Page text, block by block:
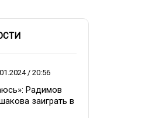
/ 20:56
Радимов
заиграть в